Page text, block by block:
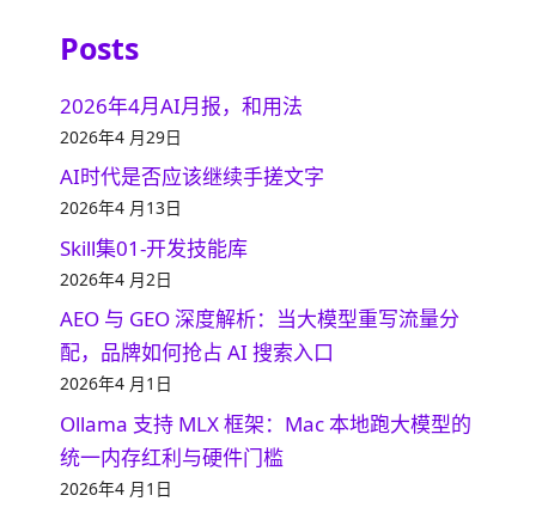
Posts
2026年4月AI月报，和用法
2026年4 月29日
AI时代是否应该继续手搓文字
2026年4 月13日
Skill集01-开发技能库
2026年4 月2日
AEO 与 GEO 深度解析：当大模型重写流量分
配，品牌如何抢占 AI 搜索入口
2026年4 月1日
Ollama 支持 MLX 框架：Mac 本地跑大模型的
统一内存红利与硬件门槛
2026年4 月1日